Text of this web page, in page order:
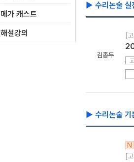
메가 캐스트
해설강의
▶ 수리논술
김종두
[
▶ 수리논술
N
[